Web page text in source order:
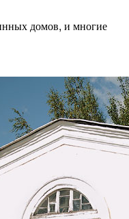
домов, и многие